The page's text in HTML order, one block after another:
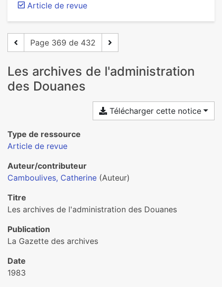
Article de revue
Page 369 de 432
Les archives de l'administration
des Douanes
Télécharger cette notice
Type de ressource
Article de revue
Auteur/contributeur
Camboulives, Catherine (Auteur)
Titre
Les archives de l'administration des Douanes
Publication
La Gazette des archives
Date
1983